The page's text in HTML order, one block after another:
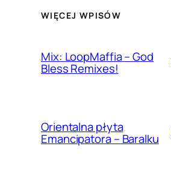
WIĘCEJ WPISÓW
Mix: LoopMaffia – God
Bless Remixes!
Orientalna płyta
Emancipatora – Baralku